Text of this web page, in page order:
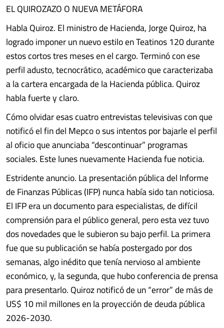
EL QUIROZAZO O NUEVA METÁFORA
Habla Quiroz. El ministro de Hacienda, Jorge Quiroz, ha
logrado imponer un nuevo estilo en Teatinos 120 durante
estos cortos tres meses en el cargo. Terminó con ese
perfil adusto, tecnocrático, académico que caracterizaba
a la cartera encargada de la Hacienda pública. Quiroz
habla fuerte y claro.
Cómo olvidar esas cuatro entrevistas televisivas con que
notificó el fin del Mepco o sus intentos por bajarle el perfil
al oficio que anunciaba “descontinuar” programas
sociales. Este lunes nuevamente Hacienda fue noticia.
Estridente anuncio. La presentación pública del Informe
de Finanzas Públicas (IFP) nunca había sido tan noticiosa.
El IFP era un documento para especialistas, de difícil
comprensión para el público general, pero esta vez tuvo
dos novedades que le subieron su bajo perfil. La primera
fue que su publicación se había postergado por dos
semanas, algo inédito que tenía nervioso al ambiente
económico, y, la segunda, que hubo conferencia de prensa
para presentarlo. Quiroz notificó de un “error” de más de
US$ 10 mil millones en la proyección de deuda pública
2026-2030.